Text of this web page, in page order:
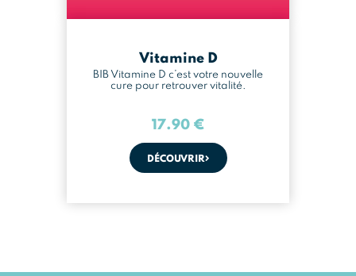
Vitamine D
BIB Vitamine D c’est votre nouvelle
cure pour retrouver vitalité.
17.90 €
DÉCOUVRIR